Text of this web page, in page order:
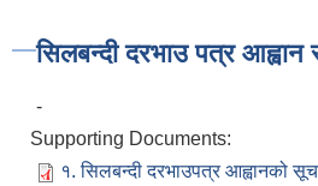
सिलबन्दी दरभाउ पत्र आह्वान
-
Supporting Documents:
१. सिलबन्दी दरभाउपत्र आह्वानको